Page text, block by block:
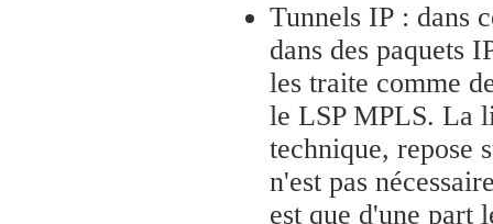
Tunnels IP : dans
dans des paquets
les traite comme
le LSP MPLS. La
technique, repose
n'est pas
est que d'une part